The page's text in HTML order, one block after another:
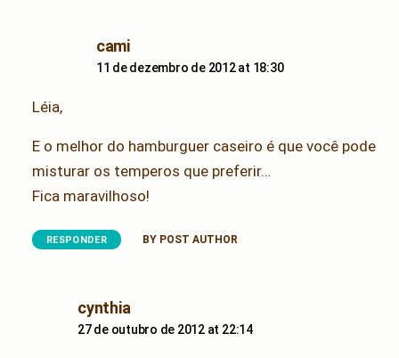
camisays:
11 de dezembro de 2012 at 18:30
Léia,
E o melhor do hamburguer caseiro é que você pode
misturar os temperos que preferir…
Fica maravilhoso!
RESPONDER BY POST AUTHOR
cynthiasays:
27 de outubro de 2012 at 22:14